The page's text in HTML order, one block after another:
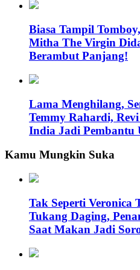
Biasa Tampil
Mitha The Virgin
Berambut Panjang!
Lama Menghilang,
Temmy Rahardi,
India Jadi Pembantu
Kamu Mungkin Suka
Tak Seperti Veronica
Tukang Daging,
Saat Makan Jadi